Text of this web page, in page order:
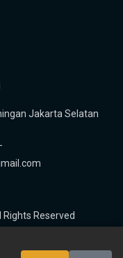
Jakarta Selatan
Rights Reserved